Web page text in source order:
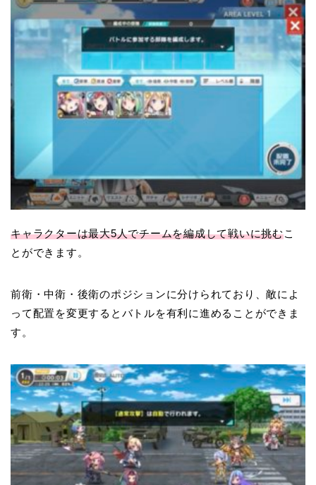
キャラクターは最大5人でチームを編成して戦いに挑むこ
とができます。
前衛・中衛・後衛のポジションに分けられており、敵によ
って配置を変更するとバトルを有利に進めることができま
す。